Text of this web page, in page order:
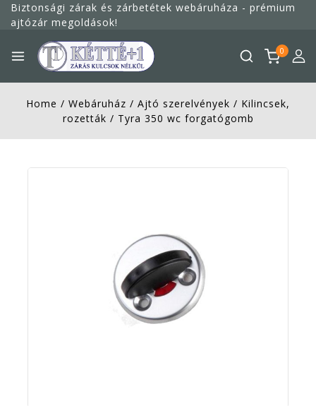
Biztonsági zárak és zárbetétek webáruháza - prémium
ajtózár megoldások!
0
Home / Webáruház / Ajtó szerelvények / Kilincsek,
rozetták / Tyra 350 wc forgatógomb